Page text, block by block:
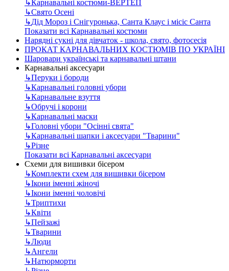
↳Карнавальні костюми-ВЕРТЕП
↳Свято Осені
↳Дід Мороз і Снігуронька, Санта Клаус і місіс Санта
Показати всі Карнавальні костюми
Нарядні сукні для дівчаток - школа, свято, фотосесія
ПРОКАТ КАРНАВАЛЬНИХ КОСТЮМІВ ПО УКРАЇНІ
Шаровари українські та карнавальні штани
Карнавальні аксесуари
↳Перуки і бороди
↳Карнавальні головні убори
↳Карнавальне взуття
↳Обручі і корони
↳Карнавальні маски
↳Головні убори "Осінні свята"
↳Карнавальні шапки і аксесуари "Тварини"
↳Різне
Показати всі Карнавальні аксесуари
Схеми для вишивки бісером
↳Комплекти схем для вишивки бісером
↳Ікони іменні жіночі
↳Ікони іменні чоловічі
↳Триптихи
↳Квіти
↳Пейзажі
↳Тварини
↳Люди
↳Ангели
↳Натюрморти